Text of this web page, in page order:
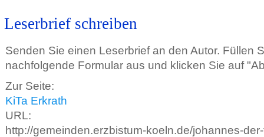
Leserbrief schreiben
Senden Sie einen Leserbrief an den Autor. Füllen
nachfolgende Formular aus und klicken Sie auf
Zur Seite:
KiTa Erkrath
URL:
http://gemeinden.erzbistum-koeln.de/johannes-